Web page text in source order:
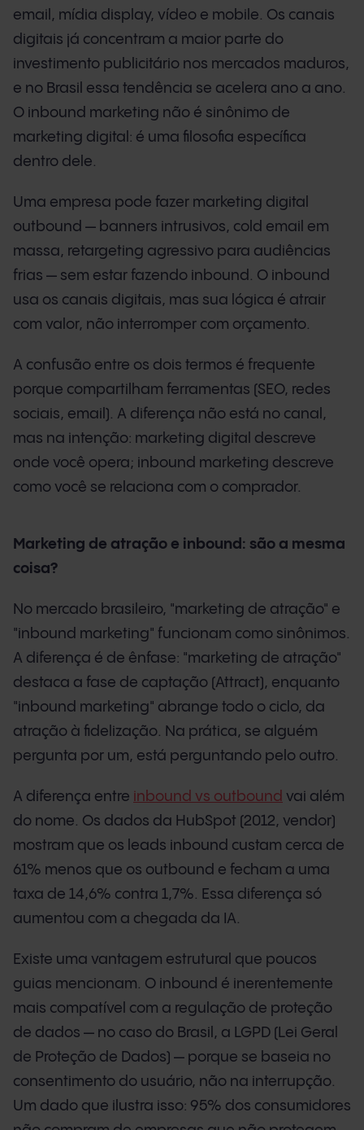
email, mídia display, vídeo e mobile. Os canais
digitais já concentram a maior parte do
investimento publicitário nos mercados maduros,
e no Brasil essa tendência se acelera ano a ano.
O inbound marketing não é sinônimo de
marketing digital: é uma filosofia específica
dentro dele.
Uma empresa pode fazer marketing digital
outbound — banners intrusivos, cold email em
massa, retargeting agressivo para audiências
frias — sem estar fazendo inbound. O inbound
usa os canais digitais, mas sua lógica é atrair
com valor, não interromper com orçamento.
A confusão entre os dois termos é frequente
porque compartilham ferramentas (SEO, redes
sociais, email). A diferença não está no canal,
mas na intenção: marketing digital descreve
onde você opera; inbound marketing descreve
como você se relaciona com o comprador.
Marketing de atração e inbound: são a mesma
coisa?
No mercado brasileiro, "marketing de atração" e
"inbound marketing" funcionam como sinônimos.
A diferença é de ênfase: "marketing de atração"
destaca a fase de captação (Attract), enquanto
"inbound marketing" abrange todo o ciclo, da
atração à fidelização. Na prática, se alguém
pergunta por um, está perguntando pelo outro.
A diferença entre inbound vs outbound vai além
do nome. Os dados da HubSpot (2012, vendor)
mostram que os leads inbound custam cerca de
61% menos que os outbound e fecham a uma
taxa de 14,6% contra 1,7%. Essa diferença só
aumentou com a chegada da IA.
Existe uma vantagem estrutural que poucos
guias mencionam. O inbound é inerentemente
mais compatível com a regulação de proteção
de dados — no caso do Brasil, a LGPD (Lei Geral
de Proteção de Dados) — porque se baseia no
consentimento do usuário, não na interrupção.
Um dado que ilustra isso: 95% dos consumidores